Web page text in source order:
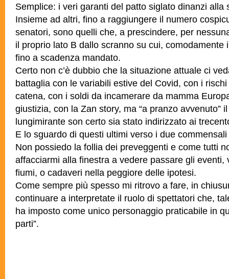
Semplice: i veri garanti del patto siglato dinanzi alla
Insieme ad altri, fino a raggiungere il numero
senatori, sono quelli che, a prescindere, per
il proprio lato B dallo scranno su cui, comodamente
fino a scadenza mandato.
Certo non c’è dubbio che la situazione attuale ci
battaglia con le variabili estive del Covid, con i
catena, con i soldi da incamerare da mamma
giustizia, con la Zan story, ma “a pranzo avvenuto”
lungimirante son certo sia stato indirizzato ai
E lo sguardo di questi ultimi verso i due
Non possiedo la follia dei preveggenti e come tutti
affacciarmi alla finestra a vedere passare gli eventi,
fiumi, o cadaveri nella peggiore delle ipotesi.
Come sempre più spesso mi ritrovo a fare, in
continuare a interpretate il ruolo di spettatori che,
ha imposto come unico personaggio praticabile in
parti”.